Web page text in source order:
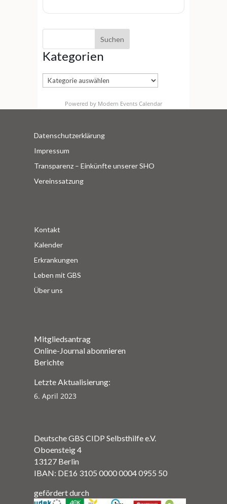
Kategorien
Kategorien
Powered by Modern Events Calendar
Datenschutzerklärung
Impressum
Transparenz – Einkünfte unserer SHO
Vereinssatzung
Kontakt
Kalender
Erkrankungen
Leben mit GBS
Über uns
Mitgliedsantrag
Online-Journal abonnieren
Berichte
Letzte Aktualisierung:
6. April 2023
Deutsche GBS CIDP Selbsthilfe e.V.
Oboensteig 4
13127 Berlin
IBAN: DE16 3105 0000 0004 0955 50
gefördert durch